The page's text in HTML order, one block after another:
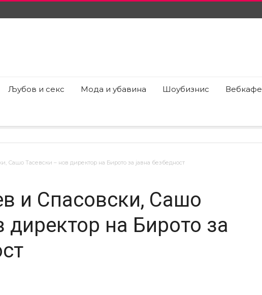
Љубов и секс Мода и убавина Шоубизнис Вебкафе
Сашо Тасевски – нов директор на Бирото за јавна безбедност
и Спасовски, Сашо
директор на Бирото за